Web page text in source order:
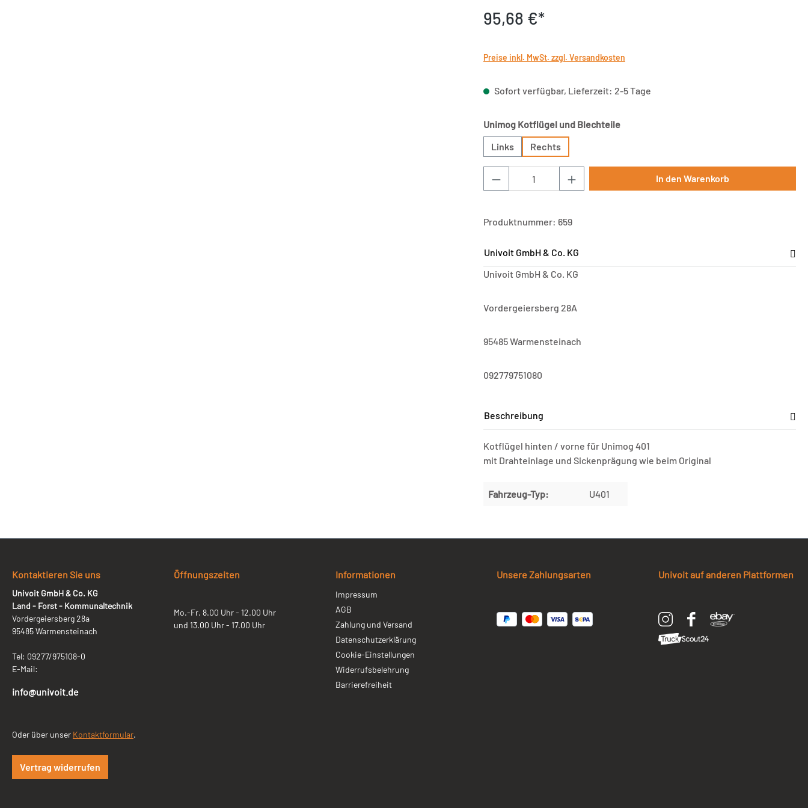
95,68 €*
Preise inkl. MwSt. zzgl. Versandkosten
Sofort verfügbar, Lieferzeit: 2-5 Tage
Unimog Kotflügel und Blechteileauswählen
Links
Rechts
Produkt Anzahl: Gib den gewünschten Wert ein
In den Warenkorb
Produktnummer: 659
Univoit GmbH & Co. KG
Univoit GmbH & Co. KG
Vordergeiersberg 28A
95485 Warmensteinach
092779751080
Beschreibung
Kotflügel hinten / vorne für Unimog 401
mit Drahteinlage und Sickenprägung wie beim Original
Fahrzeug-Typ: U401
Kontaktieren Sie uns
Univoit GmbH & Co. KG
Land - Forst - Kommunaltechnik
Vordergeiersberg 28a
95485 Warmensteinach
Tel: 09277/975108-0
E-Mail:
info@univoit.de
Oder über unser Kontaktformular.
Vertrag widerrufen
Öffnungszeiten
Mo.-Fr. 8.00 Uhr - 12.00 Uhr
und 13.00 Uhr - 17.00 Uhr
Informationen
Impressum
AGB
Zahlung und Versand
Datenschutzerklärung
Cookie-Einstellungen
Widerrufsbelehrung
Barrierefreiheit
Unsere Zahlungsarten Univoit auf anderen Plattformen